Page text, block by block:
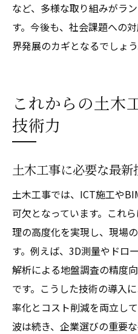
など、多様な取り組みがラ
す。今後も、社会課題への
界発展のカギとなるでしょう
これからの土木
技術力
土木工事に必要な最
土木工事では、ICT施工や
可欠となっています。これ
理の高度化を実現し、現場
す。例えば、3D測量やドロ
解析による地盤調査の精度
です。こうした技術の導入
率化とコスト削減を両立し
波は続き、企業選びの重要